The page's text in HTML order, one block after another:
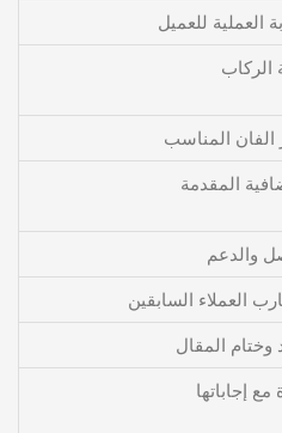
العملية للعميل
الركاب
الفان المناسب
المقدمة
والدعم
العملاء السابقين
وختام المقال
إجاباتها